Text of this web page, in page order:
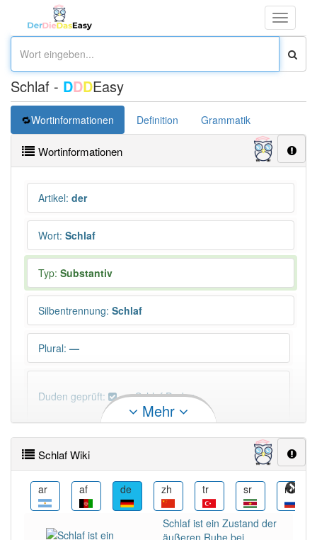
Toggle
Schlaf - DDDEasy
Wortinformationen Definition Grammatik
Wortinformationen
Artikel: der
Wort: Schlaf
Typ: Substantiv
Silbentrennung: Schlaf
Plural: —
Duden geprüft: Schlaf Duden
PowerIndex:196
Häufigkeit: 6 von 10
Mehr
Schlaf Wiki
ar af de zh tr sr ru
Schlaf ist ein Zustand der
äußeren Ruhe bei